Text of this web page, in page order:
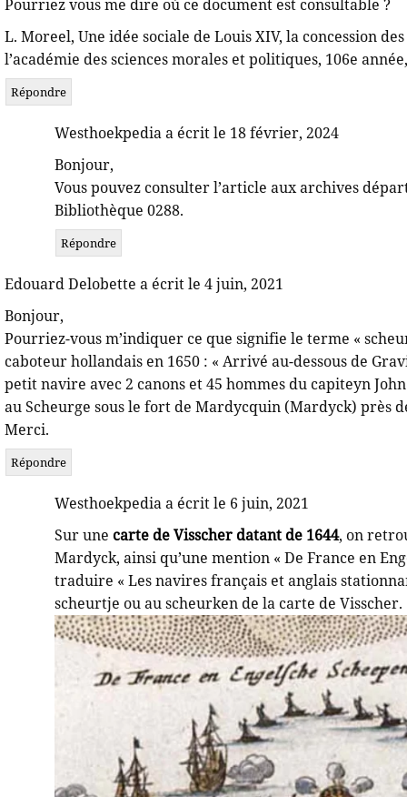
Pourriez vous me dire où ce document est consultable ?
L. Moreel, Une idée sociale de Louis XIV, la concession
l’académie des sciences morales et politiques, 106e
Répondre
Westhoekpedia a écrit le 18 février, 2024
Bonjour,
Vous pouvez consulter l’article aux archives
Bibliothèque 0288.
Répondre
Edouard Delobette a écrit le 4 juin, 2021
Bonjour,
Pourriez-vous m’indiquer ce que signifie le terme «
caboteur hollandais en 1650 : « Arrivé au-dessous de
petit navire avec 2 canons et 45 hommes du capiteyn
au Scheurge sous le fort de Mardycquin (Mardyck) près
Merci.
Répondre
Westhoekpedia a écrit le 6 juin, 2021
Sur une carte de Visscher datant de 1644, on
Mardyck, ainsi qu’une mention « De France en
traduire « Les navires français et anglais
scheurtje ou au scheurken de la carte de Visscher.